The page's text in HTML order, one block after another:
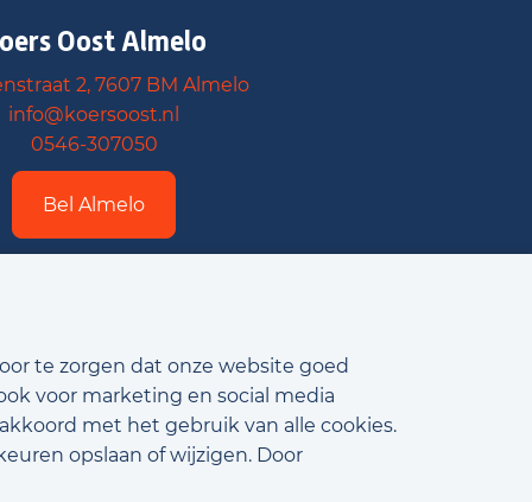
te zorgen dat onze website goed
voor marketing en social media
met het gebruik van alle cookies.
opslaan of wijzigen. Door
Oost Almelo
2, 7607 BM Almelo
info@koersoost.nl
0546-307050
Bel Almelo